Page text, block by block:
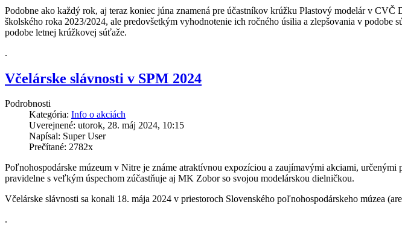
Podobne ako každý rok, aj teraz koniec júna znamená pre účastníkov krúžku Plastový modelár v CVČ
školského roka 2023/2024, ale predovšetkým vyhodnotenie ich ročného úsilia a zlepšovania v podobe
podobe letnej krúžkovej súťaže.
.
Včelárske slávnosti v SPM 2024
Podrobnosti
Kategória: Info o akciách
Uverejnené: utorok, 28. máj 2024, 10:15
Napísal: Super User
Prečítané: 2782x
Poľnohospodárske múzeum v Nitre je známe atraktívnou expozíciou a zaujímavými akciami, určenými
pravidelne s veľkým úspechom zúčastňuje aj MK Zobor so svojou modelárskou dielničkou.
Včelárske slávnosti sa konali 18. mája 2024 v priestoroch Slovenského poľnohospodárskeho múzea
.